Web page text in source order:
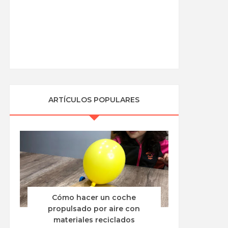
ARTÍCULOS POPULARES
Cómo hacer un coche
propulsado por aire con
materiales reciclados